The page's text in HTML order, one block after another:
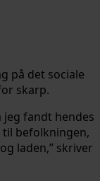
på det sociale
skarp.
jeg fandt hendes
til befolkningen,
laden,” skriver